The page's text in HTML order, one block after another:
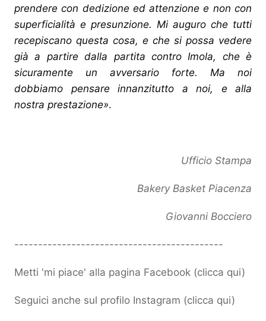
prendere con dedizione ed attenzione e non con
superficialità e presunzione. Mi auguro che tutti
recepiscano questa cosa, e che si possa vedere
già a partire dalla partita contro Imola, che è
sicuramente un avversario forte. Ma noi
dobbiamo pensare innanzitutto a noi, e alla
nostra prestazione».
Ufficio Stampa
Bakery Basket Piacenza
Giovanni Bocciero
--------------------------------------------
Metti 'mi piace' alla pagina Facebook (clicca qui)
Seguici anche sul profilo Instagram (clicca qui)